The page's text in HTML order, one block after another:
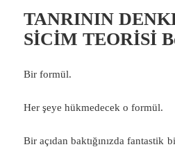
TANRININ
SİCİM TEORİSİ
Bir formül.
Her şeye hükmedecek o formül.
Bir açıdan baktığınızda fantastik